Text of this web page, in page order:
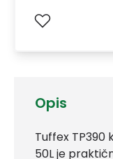
Opis
Tuffex
50L je